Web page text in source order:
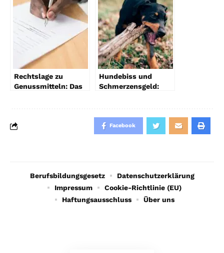
Umzügen – und wie
man sie vermeidet!
Rechtslage zu
Genussmitteln: Das
Hundebiss und
Schmerzensgeld:
Ansprüche haben
Betroffene?
Facebook
Berufsbildungsgesetz
Datenschutzerklärung
Impressum
Cookie-Richtlinie (EU)
Haftungsausschluss
Über uns